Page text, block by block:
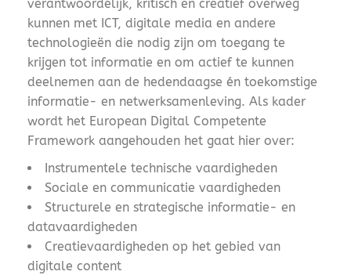
verantwoordelijk, kritisch en creatief overweg
kunnen met ICT, digitale media en andere
technologieën die nodig zijn om toegang te
krijgen tot informatie en om actief te kunnen
deelnemen aan de hedendaagse én toekomstige
informatie- en netwerksamenleving. Als kader
wordt het European Digital Competente
Framework aangehouden het gaat hier over:
Instrumentele technische vaardigheden
Sociale en communicatie vaardigheden
Structurele en strategische informatie- en
datavaardigheden
Creatievaardigheden op het gebied van
digitale content